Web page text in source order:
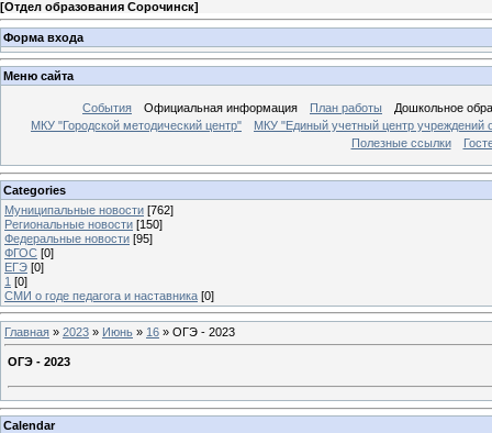
[Отдел образования Сорочинск]
Форма входа
Меню сайта
События Официальная информация План работы
Дошкольное
МКУ "Городской методический центр"
МКУ "Единый учетный центр учреждений
Полезные ссылки
Categories
Муниципальные новости [762]
Региональные новости [150]
Федеральные новости [95]
ФГОС [0]
ЕГЭ [0]
1 [0]
СМИ о годе педагога и наставника [0]
Главная » 2023 » Июнь » 16 » ОГЭ - 2023
ОГЭ - 2023
Calendar